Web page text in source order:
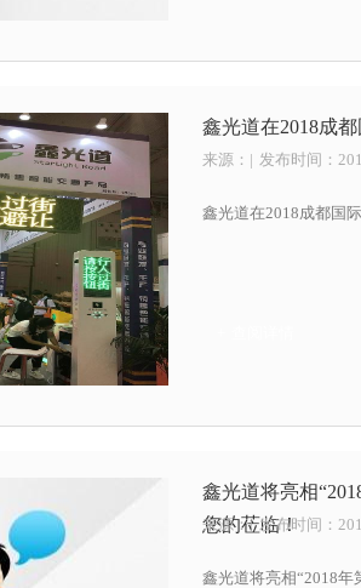
鑫光道在2018成
鑫光道在2018成都国
来源： | 发布时间：
鑫光道将亮相
您的莅临！
鑫光道将亮相“2018
来源：| 发布时间：